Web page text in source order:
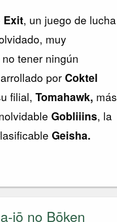
Exit, un juego de lucha
muy
tener ningún
por Coktel
filial,Tomahawk, más
Gobliiins, la
Geisha.
jō no Bōken